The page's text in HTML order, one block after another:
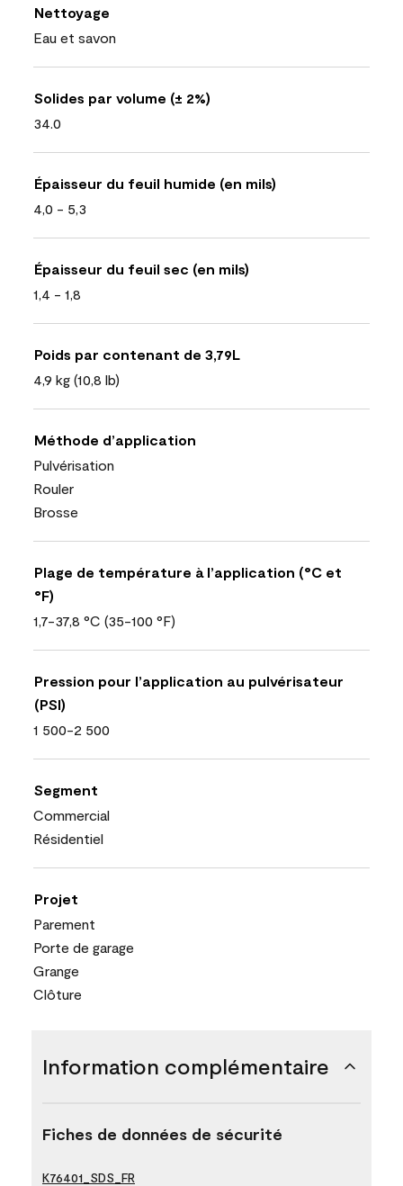
Nettoyage
Eau et savon
Solides par volume (± 2%)
34.0
Épaisseur du feuil humide (en mils)
4,0 - 5,3
Épaisseur du feuil sec (en mils)
1,4 - 1,8
Poids par contenant de 3,79L
4,9 kg (10,8 lb)
Méthode d’application
Pulvérisation
Rouler
Brosse
Plage de température à l’application (°C et
°F)
1,7-37,8 °C (35-100 °F)
Pression pour l’application au pulvérisateur
(PSI)
1 500-2 500
Segment
Commercial
Résidentiel
Projet
Parement
Porte de garage
Grange
Clôture
Information complémentaire
Fiches de données de sécurité
K76401_SDS_FR